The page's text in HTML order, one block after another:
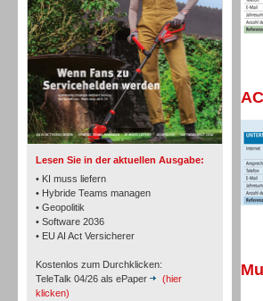
Lesen Sie in der aktuellen Ausgabe:
• KI muss liefern
• Hybride Teams managen
• Geopolitik
• Software 2036
• EU AI Act Versicherer
Kostenlos zum Durchklicken:
TeleTalk 04/26 als ePaper
(hier
klicken)
TK- und ACD-Systeme
Workforce-Management